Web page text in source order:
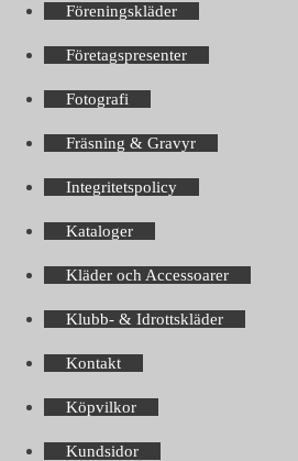
Föreningskläder
Företagspresenter
Fotografi
Fräsning & Gravyr
Integritetspolicy
Kataloger
Kläder och Accessoarer
Klubb- & Idrottskläder
Kontakt
Köpvilkor
Kundsidor